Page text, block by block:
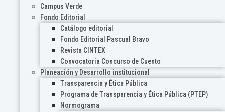
Campus Verde
Fondo Editorial
Catálogo editorial
Fondo Editorial Pascual Bravo
Revista CINTEX
Convocatoria Concurso de Cuento
Planeación y Desarrollo institucional
Transparencia y Ética Pública
Programa de Transparencia y Ética Pública (PTEP)
Normograma